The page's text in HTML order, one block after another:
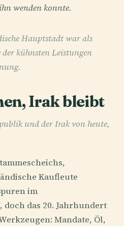
wenden konnte.
Hauptstadt war als
der kühnsten Leistungen
Irak bleibt
und der Irak von heute,
Kaufleute
im
das 20. Jahrhundert
Mandate, Öl,